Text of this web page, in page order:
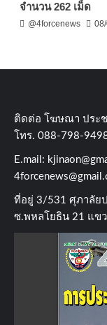
จำนวน 262 เม็ด
@4forcenews
ติดต่อ​ โฆษณา​ ประ
โทร​. 088-798-
E.mail:
ที่อยู่​ 3/531​ ศุภาลัย
ซ.พหลโยธิน​ 21​ แข